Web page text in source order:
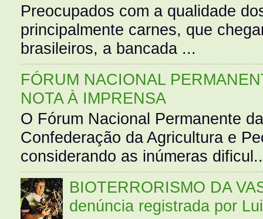
Preocupados com a qualidade
principalmente carnes, que
brasileiros, a bancada ...
FÓRUM NACIONAL
NOTA À IMPRENSA
O Fórum Nacional Permanente
Confederação da Agricultura e
considerando as inúmeras
BIOTERRORISMO DA
denúncia registrada por